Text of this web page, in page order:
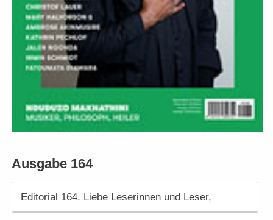
Ausgabe 164
Editorial 164. Liebe Leserinnen und Leser,